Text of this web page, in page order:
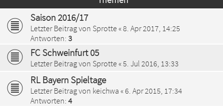
Saison 2016/17
Letzter Beitrag von Sprotte «8. Apr 2017, 14:25
Antworten: 3
FC Schweinfurt 05
Letzter Beitrag von Sprotte «5. Jul 2016, 13:33
RL Bayern Spieltage
Letzter Beitrag von keichwa «6. Apr 2015, 17:34
Antworten: 4